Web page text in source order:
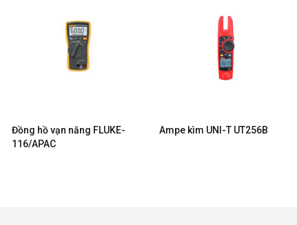
Đồng hồ vạn năng FLUKE-
116/APAC
Ampe kìm UNI-T UT256B